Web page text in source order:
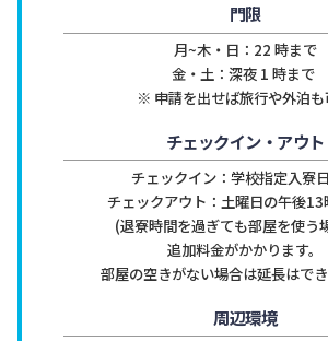
門限
月~木・日：22 時まで
金・土：深夜 1 時まで
※ 申請を出せば旅行や外泊
チェックイン・アウト
チェックイン：学校指定入寮
チェックアウト：土曜日の午後13
(退寮時間を過ぎても部屋を使う
追加料金がかかります。
部屋の空きがない場合は延長はで
周辺環境